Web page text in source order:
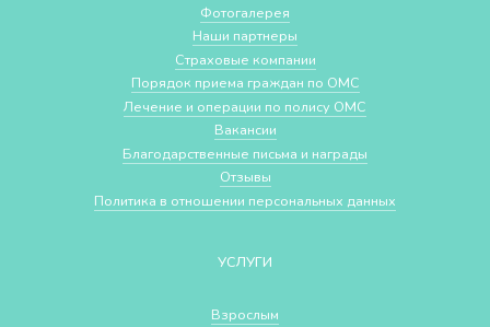
Фотогалерея
Наши партнеры
Страховые компании
Порядок приема граждан по ОМС
Лечение и операции по полису ОМС
Вакансии
Благодарственные письма и награды
Отзывы
Политика в отношении персональных данных
УСЛУГИ
Взрослым